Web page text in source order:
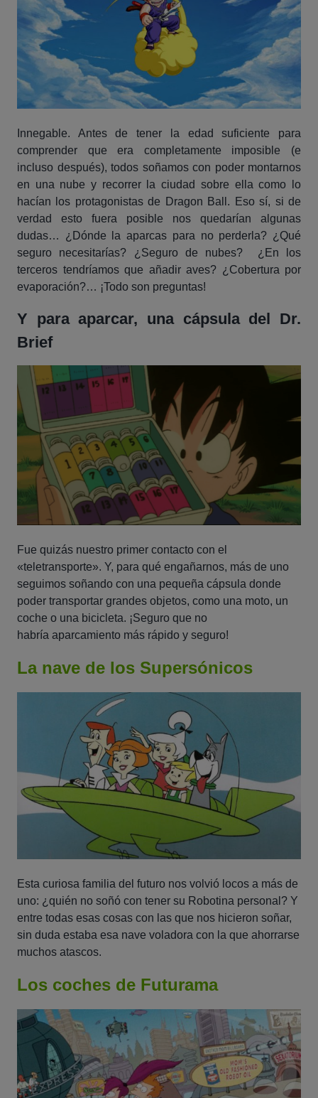
Innegable. Antes de tener la edad suficiente para
comprender que era completamente imposible (e
incluso después), todos soñamos con poder montarnos
en una nube y recorrer la ciudad sobre ella como lo
hacían los protagonistas de Dragon Ball. Eso sí, si de
verdad esto fuera posible nos quedarían algunas
dudas… ¿Dónde la aparcas para no perderla? ¿Qué
seguro necesitarías? ¿Seguro de nubes? ¿En los
terceros tendríamos que añadir aves? ¿Cobertura por
evaporación?… ¡Todo son preguntas!
Y para aparcar, una cápsula del Dr.
Brief
Fue quizás nuestro primer contacto con el
«teletransporte». Y, para qué engañarnos, más de uno
seguimos soñando con una pequeña cápsula donde
poder transportar grandes objetos, como una moto, un
coche o una bicicleta. ¡Seguro que no
habría aparcamiento más rápido y seguro!
La nave de los Supersónicos
Esta curiosa familia del futuro nos volvió locos a más de
uno: ¿quién no soñó con tener su Robotina personal? Y
entre todas esas cosas con las que nos hicieron soñar,
sin duda estaba esa nave voladora con la que ahorrarse
muchos atascos.
Los coches de Futurama